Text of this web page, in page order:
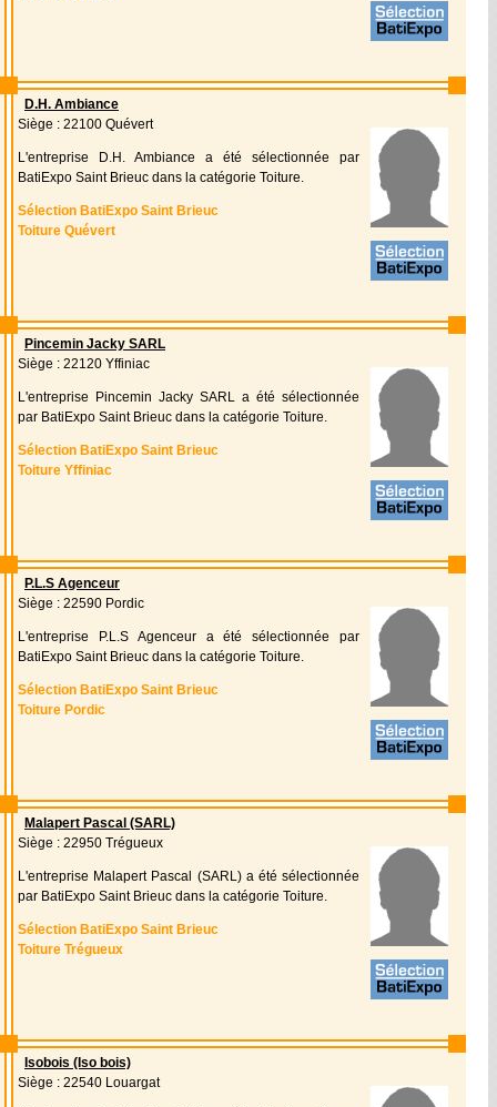
D.H. Ambiance
Siège : 22100 Quévert
L'entreprise D.H. Ambiance a été sélectionnée par
BatiExpo Saint Brieuc dans la catégorie Toiture.
Sélection BatiExpo Saint Brieuc
Toiture Quévert
Pincemin Jacky SARL
Siège : 22120 Yffiniac
L'entreprise Pincemin Jacky SARL a été sélectionnée
par BatiExpo Saint Brieuc dans la catégorie Toiture.
Sélection BatiExpo Saint Brieuc
Toiture Yffiniac
P.L.S Agenceur
Siège : 22590 Pordic
L'entreprise P.L.S Agenceur a été sélectionnée par
BatiExpo Saint Brieuc dans la catégorie Toiture.
Sélection BatiExpo Saint Brieuc
Toiture Pordic
Malapert Pascal (SARL)
Siège : 22950 Trégueux
L'entreprise Malapert Pascal (SARL) a été sélectionnée
par BatiExpo Saint Brieuc dans la catégorie Toiture.
Sélection BatiExpo Saint Brieuc
Toiture Trégueux
Isobois (Iso bois)
Siège : 22540 Louargat